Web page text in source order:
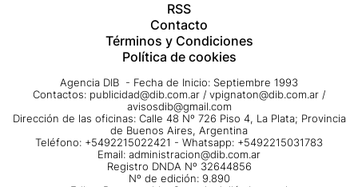
RSS
Contacto
Términos y Condiciones
Política de cookies
Agencia DIB - Fecha de Inicio: Septiembre 1993
Contactos: publicidad@dib.com.ar / vpignaton@dib.com.ar /
avisosdib@gmail.com
Dirección de las oficinas: Calle 48 Nº 726 Piso 4, La Plata; Provincia
de Buenos Aires, Argentina
Teléfono: +5492215022421 - Whatsapp: +5492215031783
Email: administracion@dib.com.ar
Registro DNDA Nº 32644856
Nº de edición: 9.890